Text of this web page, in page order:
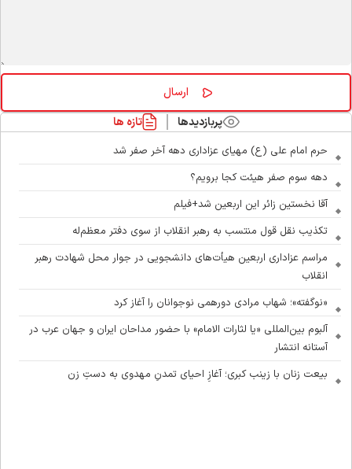
پربازدیدها تازه ها
حرم امام علی (ع) مهیای عزاداری دهه آخر صفر شد
دهه سوم صفر هیئت کجا برویم؟
آقا نخستین زائر این اربعین شد+فیلم
تکذیب نقل قول منتسب به رهبر انقلاب از سوی دفتر معظم‌له
مراسم عزاداری اربعین هیأت‌های دانشجویی در جوار محل شهادت رهبر
انقلاب
«نوگفته»؛ شهاب مرادی دورهمی نوجوانان را آغاز کرد
آلبوم بین‌المللی «یا لثارات الامام» با حضور مداحان ایران و جهان عرب در
آستانه انتشار
بیعت زنان با زینب کبری؛ آغازِ احیای تمدنِ مهدوی به دستِ زن